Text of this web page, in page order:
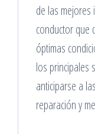
de las
conductor que
óptimas
los principales
anticiparse a
reparación y